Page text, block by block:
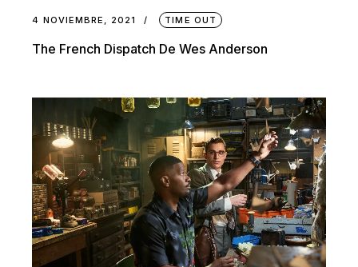
4 NOVIEMBRE, 2021 TIME OUT
The French Dispatch De Wes Anderson